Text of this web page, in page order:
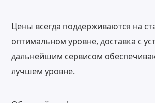
Цены всегда поддерживаются на
оптимальном уровне, доставка с
дальнейшим сервисом
лучшем уровне.